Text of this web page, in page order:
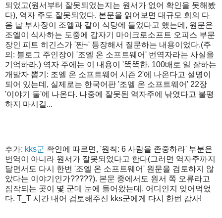
되었고(원서부터 잘못되었는지는 원서가 없어 확인을 못해봤
다), 역자 주도 잘못되었다. 본문을 읽어보면 대규모 회의 다
음 날 부사장이 조엘과 같이 식당에 들었다고 했는데, 원문은
조엘이 식사하는 도중에 갑자기 마이크로소프트 오피스 부문
장인 피트 히긴스가 '짠~' 등장해서 질문하는 내용이었다.(주
의: 블로그 주인장이 '조엘 온 소프트웨어' 번역자라는 사실을
기억하라.) 역자 주에는 이 내용이 '똑똑한, 100배로 일 잘하는
개발자 뽑기: 조엘 온 소프트웨어 시즌 2'에 나온다고 설명이
되어 있는데, 실제로는 한국어판 '조엘 온 소프트웨어' 22장
'이야기 둘'에 나온다. 나중에 잘못된 역자주에 낚였다고 불평
하지 마시길...
추가: kks군 확인에 따르면, '원칙: 6 사람을 존중하라' 부분은
번역이 아니라 원서가 잘못되었다고 한다(그러면 역자주까지
달면서도 다시 한번 '조엘 온 소프트웨어' 원문을 검토하지 않
았다는 이야기인가?????). 본문 중에서도 원서 쪽 오류라고
짐작되는 곳이 몇 군데 눈에 들어왔는데, 어디인지 잊어먹었
다. T_T 시간 내어 검토해주신 kks군에게 다시 한번 감사!